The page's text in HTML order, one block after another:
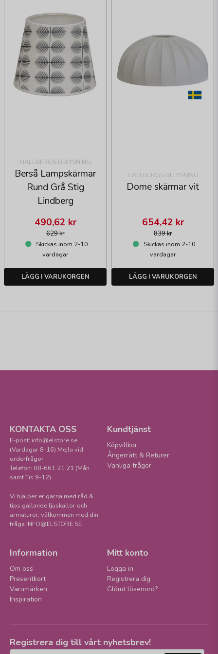
HALLBERGS BELYSNING
Berså Lampskärmar
Rund Grå Stig
Lindberg
629 kr
490,62 kr
Skickas inom 2-10
vardagar
LÄGG I VARUKORGEN
HALLBERGS BELYSNING
Dome skärmar vit
839 kr
654,42 kr
Skickas inom 2-10
vardagar
LÄGG I VARUKORGEN
KONTAKTA OSS
E-post: info@elstore.se
(Vardagar 8-16) Mejla vid
orderfrågor
Telefon: 08-661 21 21 (Mån
samt Tis 9-12)
Vi hjälper er gärna med råd &
tips gällande ljuskällor och
armaturer, välkommen med din
fråga INFO@ELSTORE.SE
Kundtjänst
Köpvillkor
Ångerrätt & Returer
Vanliga frågor
Information
Om oss
Presentkort
Varumärken
Inspiration
Mitt konto
Logga in
Registrera dig
Glömt lösenord?
Registrera dig till vårt nyhetsbrev!